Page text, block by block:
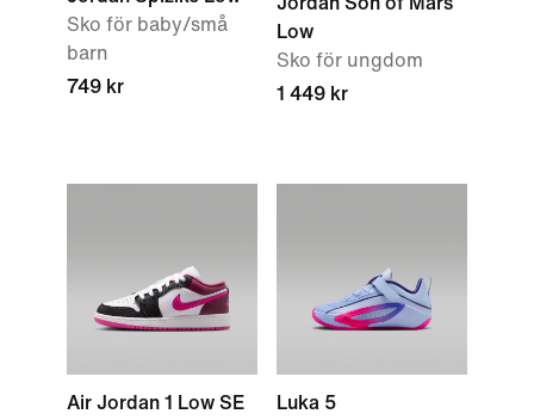
Sko för baby/små
barn
749 kr
Low
Sko för ungdom
1 449 kr
Air Jordan 1 Low SE
Luka 5